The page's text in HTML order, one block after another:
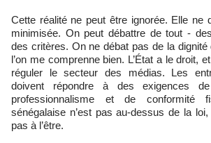
Cette réalité ne peut être ignorée. Elle ne
minimisée. On peut débattre de tout -
des critères. On ne débat pas de la dignité
l’on me comprenne bien. L’État a le droit,
réguler le secteur des médias. Les
doivent répondre à des exigences
professionnalisme et de conformité
sénégalaise n’est pas au-dessus de la
pas à l’être.